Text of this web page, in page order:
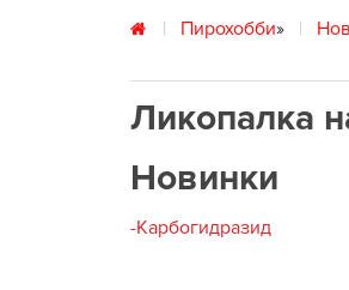
Пирохобби»
Ликопалка
Новинки
-Карбогидразид